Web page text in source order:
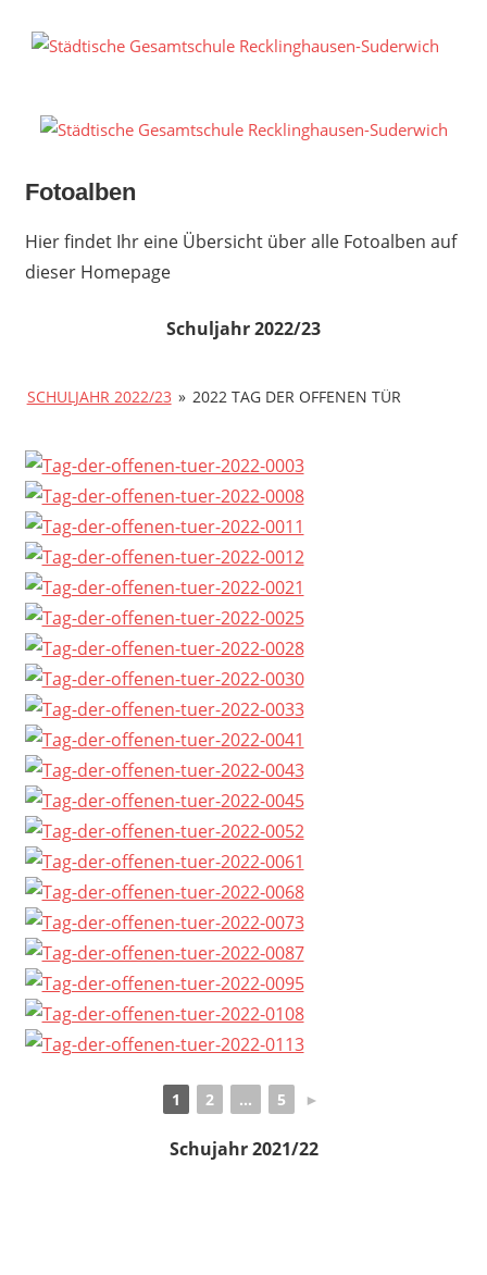
Inhalt
Fotoalben
Hier findet Ihr eine Übersicht über alle Fotoalben auf
dieser Homepage
Schuljahr 2022/23
SCHULJAHR 2022/23 » 2022 TAG DER OFFENEN TÜR
1 2 ... 5 ►
Schujahr 2021/22